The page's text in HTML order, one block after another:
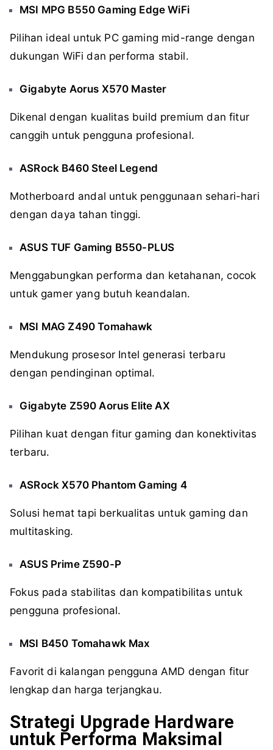
MSI MPG B550 Gaming Edge WiFi
Pilihan ideal untuk PC gaming mid-range dengan
dukungan WiFi dan performa stabil.
Gigabyte Aorus X570 Master
Dikenal dengan kualitas build premium dan fitur
canggih untuk pengguna profesional.
ASRock B460 Steel Legend
Motherboard andal untuk penggunaan sehari-hari
dengan daya tahan tinggi.
ASUS TUF Gaming B550-PLUS
Menggabungkan performa dan ketahanan, cocok
untuk gamer yang butuh keandalan.
MSI MAG Z490 Tomahawk
Mendukung prosesor Intel generasi terbaru
dengan pendinginan optimal.
Gigabyte Z590 Aorus Elite AX
Pilihan kuat dengan fitur gaming dan konektivitas
terbaru.
ASRock X570 Phantom Gaming 4
Solusi hemat tapi berkualitas untuk gaming dan
multitasking.
ASUS Prime Z590-P
Fokus pada stabilitas dan kompatibilitas untuk
pengguna profesional.
MSI B450 Tomahawk Max
Favorit di kalangan pengguna AMD dengan fitur
lengkap dan harga terjangkau.
Strategi Upgrade Hardware
untuk Performa Maksimal